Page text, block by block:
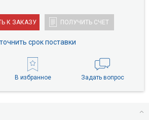
К ЗАКАЗУ ПОЛУЧИТЬ СЧЕТ
срок поставки
В избранное Задать вопрос